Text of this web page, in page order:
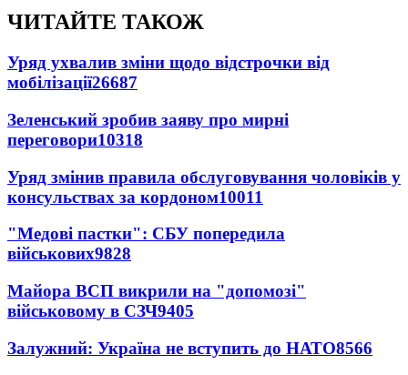
ЧИТАЙТЕ ТАКОЖ
Уряд ухвалив зміни щодо відстрочки від
мобілізації26687
Зеленський зробив заяву про мирні
переговори10318
Уряд змінив правила обслуговування чоловіків у
консульствах за кордоном10011
"Медові пастки": СБУ попередила
військових9828
Майора ВСП викрили на "допомозі"
військовому в СЗЧ9405
Залужний: Україна не вступить до НАТО8566